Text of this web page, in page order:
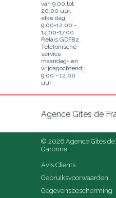
van 9.00 tot
20.00 uur,
elke dag
9.00-12.00 -
14.00-17.00
Relais GDF82
Telefonische
service
maandag- en
vrijdagochtend:
9.00 - 12.00
uur
Agence Gîtes de
© 2026 Agence Gîtes
Garonne
Avis Clients
Gebruiksvoorwaarden
Gegevensbescherming